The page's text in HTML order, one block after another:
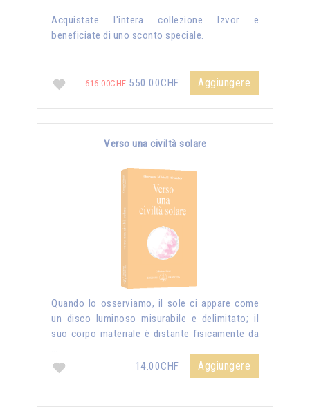
Acquistate l'intera collezione Izvor e
beneficiate di uno sconto speciale.
616.00CHF550.00CHF Aggiungere
Verso una civiltà solare
Quando lo osserviamo, il sole ci appare come
un disco luminoso misurabile e delimitato; il
suo corpo materiale è distante fisicamente da
…
14.00CHF
Aggiungere